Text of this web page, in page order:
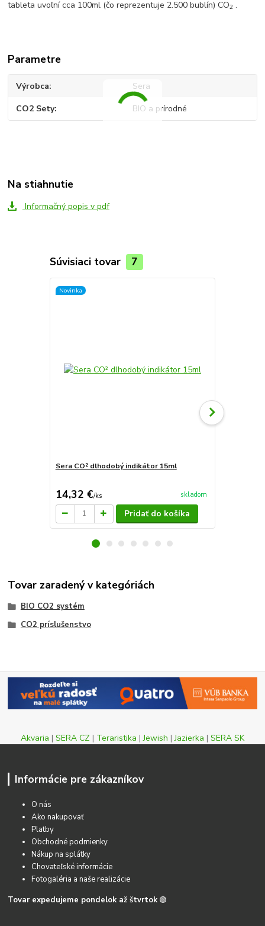
tableta uvoľní cca 100ml (čo reprezentuje 2.500 bublín) CO2 .
Parametre
Výrobca Sera
CO2 Sety BIO a prírodné
Na stiahnutie
Informačný popis v pdf
Súvisiaci tovar 7
Novinka
Sera CO² dlhodobý indikátor 15ml
14,32 €/ks skladom
Pridať do košíka
Tovar zaradený v kategóriách
BIO CO2 systém
CO2 príslušenstvo
Akvaria | SERA CZ | Teraristika |Jewish |Jazierka | SERA SK
Informácie pre zákazníkov
O nás
Ako nakupovať
Platby
Obchodné podmienky
Nákup na splátky
Chovateľské informácie
Fotogaléria a naše realizácie
Tovar expedujeme pondelok až štvrtok 🟢